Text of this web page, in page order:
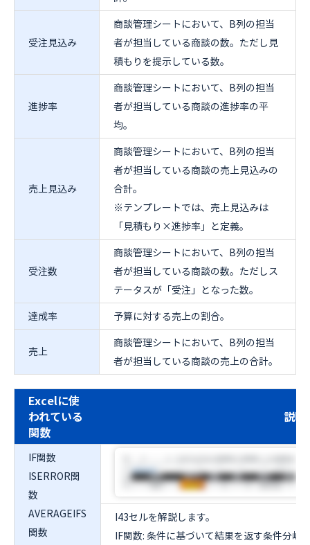
受注見込み
商談管理シートにおいて、B列の担当
者が担当している商談の数。ただし見
積もりを提示している数。
進捗率
商談管理シートにおいて、B列の担当
者が担当している商談の進捗率の平
均。
売上見込み
商談管理シートにおいて、B列の担当
者が担当している商談の売上見込みの
合計。
※テンプレートでは、売上見込みは
「見積もり×進捗率」と定義。
受注数
商談管理シートにおいて、B列の担当
者が担当している商談の数。ただしス
テータスが「受注」となった数。
達成率
予算に対する売上の割合。
売上
商談管理シートにおいて、B列の担当
者が担当している商談の売上の合計。
Excelに使
われている
関数
説明
IF関数
ISERROR関
数
AVERAGEIFS
関数
I43セルを解説します。
IF関数: 条件に基づいて結果を返す条件分岐